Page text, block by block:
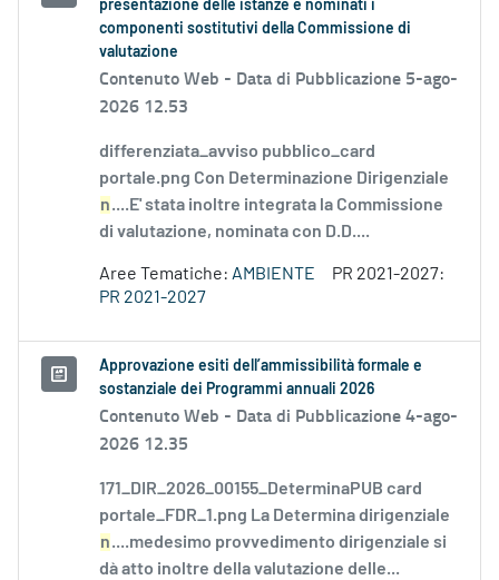
presentazione delle istanze e nominati i
componenti sostitutivi della Commissione di
valutazione
Contenuto Web - Data di Pubblicazione 5-ago-
2026 12.53
differenziata_avviso pubblico_card
portale.png Con Determinazione Dirigenziale
n....E' stata inoltre integrata la Commissione
di valutazione, nominata con D.D....
Aree Tematiche: AMBIENTE
PR 2021-2027:
PR 2021-2027
Approvazione esiti dell’ammissibilità formale e
sostanziale dei Programmi annuali 2026
Contenuto Web - Data di Pubblicazione 4-ago-
2026 12.35
171_DIR_2026_00155_DeterminaPUB card
portale_FDR_1.png La Determina dirigenziale
n....medesimo provvedimento dirigenziale si
dà atto inoltre della valutazione delle...